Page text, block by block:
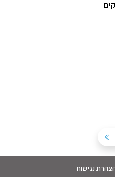
הצהרת נגישות